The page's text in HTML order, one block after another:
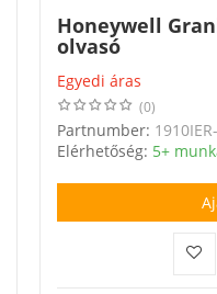
Honeywell
olvasó
Egyedi áras
(0)
Partnumber:
Elérhetőség: 5+